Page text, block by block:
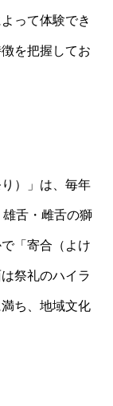
って体験でき
を把握してお
）」は、毎年
舌・雌舌の獅
「寄合（よけ
祭礼のハイラ
ち、地域文化